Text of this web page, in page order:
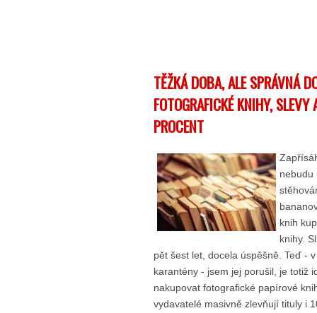
TĚŽKÁ DOBA, ALE SPRÁVNÁ
FOTOGRAFICKÉ KNIHY,
PROCENT
nebudu
knih
knihy.
pět šest let, docela úspěšně. Teď -
karantény - jsem jej porušil, je totiž
nakupovat fotografické papírové
vydavatelé masivně zlevňují tituly i